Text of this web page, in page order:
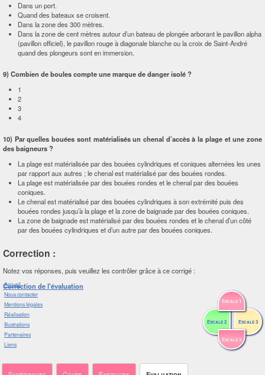
Dans un port.
Quand des bateaux se croisent.
Dans la zone des 300 mètres.
Dans la zone de cent mètres autour d’un bateau de plongée arborant le pavillon alpha
(pavillon officiel), le pavillon rouge à diagonale blanche ou la croix de Saint-André
quand des plongeurs sont en immersion.
9) Combien de boules compte une marque de danger isolé ?
1
2
3
4
10) Par quelles bouées sont matérialisés un chenal d’accès à la plage et une zone
des baigneurs ?
La plage est matérialisée par des bouées cylindriques et coniques alternées les unes
par rapport aux autres ; le chenal est matérialisé par des bouées rondes.
La plage est matérialisée par des bouées rondes et le chenal par des bouées
coniques.
Le chenal est matérialisé par des bouées cylindriques à son extrémité puis des
bouées rondes jusqu’à la plage et la zone de baignade par des bouées coniques.
La zone de baignade est matérialisé par des bouées rondes et le chenal d’un côté
par des bouées cylindriques et d’un autre par des bouées coniques.
Correction :
Notez vos réponses, puis veuillez les contrôler grâce à ce corrigé :
Correction de l'évaluation
Accueil
Nous contacter
Mentions légales
Réalisation
Illustrations
Partenaires
Liens
Escale 3
Escale 2
Escale 3
Escale 1